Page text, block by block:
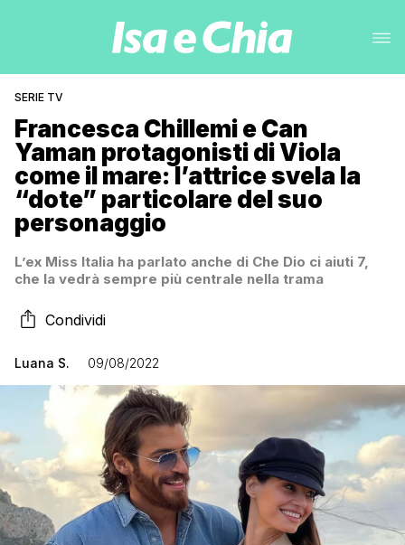
SERIE TV
Francesca Chillemi e Can
Yaman protagonisti di Viola
come il mare: l’attrice svela la
“dote” particolare del suo
personaggio
L’ex Miss Italia ha parlato anche di Che Dio ci aiuti 7,
che la vedrà sempre più centrale nella trama
Condividi
Luana S. 09/08/2022